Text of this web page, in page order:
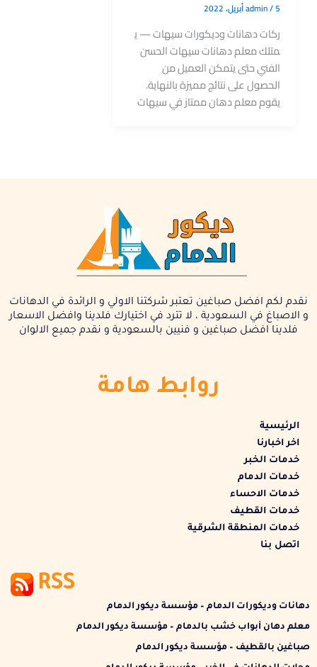
admin/5 أبريل، 2022
ركات دهانات وديكورات سيهات — ي
متلك معلم دهانات سيهات الحسن
الفني حتى يتمكن العميل من
الحصول على نتائج مميزة بالنهاية.
يقوم معلم دهان ممتاز في سيهات
نقدم لكم افضل صباغين تعتبر شركتنا الاولي و الرائدة في الدهانات
و الاصباغ في السعودية ، لا تترد في اختيارك فلدينا وافضل الاسعار
فلدينا افضل صباغين و فنيين بالسعودية و نقدم جميع الالوان
روابط هامة
الرئيسية
اخر اخبارنا
خدمات الخبر
خدمات الدمام
خدمات الاحساء
خدمات القطيف
خدمات المنطقة الشرقية
اتصل بنا
RSS
دهانات وديكورات الدمام – مؤسسة ديكور الدمام
معلم دهان أبواب خشب بالدمام – مؤسسة ديكور الدمام
صباغين بالقطيف – مؤسسة ديكور الدمام